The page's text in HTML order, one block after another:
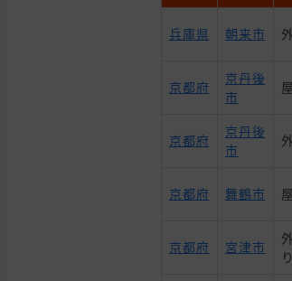
兵庫県 朝来市
京都府
京丹後
市
京都府
京丹後
市
京都府 舞鶴市
京都府 宮津市